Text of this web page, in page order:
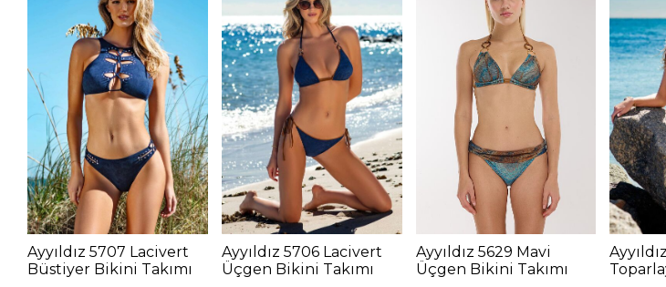
Ayyıldız 5707 Lacivert
Büstiyer Bikini Takımı
Ayyıldız 5706 Lacivert
Üçgen Bikini Takımı
Ayyıldız 5629 Mavi
Üçgen Bikini Takımı